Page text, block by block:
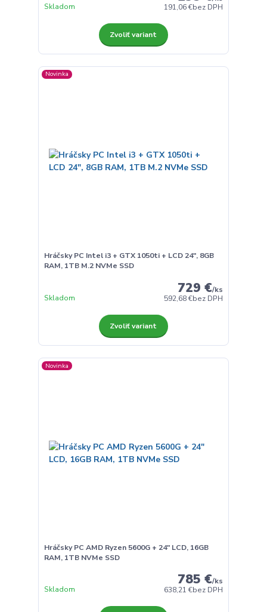
191,06 €bez DPH
Skladom
Zvoliť variant
Novinka
Hráčsky PC Intel i3 + GTX 1050ti + LCD 24", 8GB
RAM, 1TB M.2 NVMe SSD
729 €/ks
592,68 €bez DPH
Skladom
Zvoliť variant
Novinka
Hráčsky PC AMD Ryzen 5600G + 24" LCD, 16GB
RAM, 1TB NVMe SSD
785 €/ks
638,21 €bez DPH
Skladom